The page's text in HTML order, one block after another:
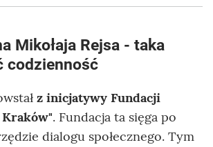
Mikołaja Rejsa - taka
codzienność
z inicjatywy Fundacji
. Fundacja ta sięga po
dialogu społecznego. Tym